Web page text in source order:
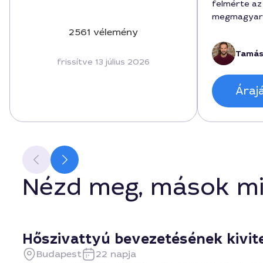
2561 vélemény
frissítve 13 július 2026
felmérte
zajlott, a
voltak és
forintba
első
személyre
Nézd meg, mások
Hőszivattyú bevezetésének
Budapest
22 napja